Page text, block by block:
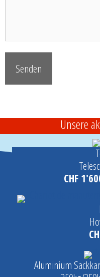
Unsere
CHF
Aluminium